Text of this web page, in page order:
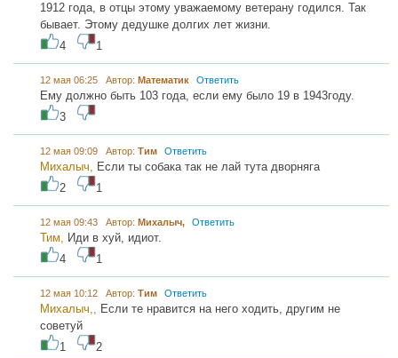
1912 года, в отцы этому уважаемому ветерану годился. Так
бывает. Этому дедушке долгих лет жизни.
4
1
12 мая 06:25 Автор: Математик Ответить
Ему должно быть 103 года, если ему было 19 в 1943году.
3
12 мая 09:09 Автор: Тим Ответить
Михалыч, Если ты собака так не лай тута дворняга
2
1
12 мая 09:43 Автор: Михалыч, Ответить
Тим, Иди в хуй, идиот.
4
1
12 мая 10:12 Автор: Тим Ответить
Михалыч,, Если те нравится на него ходить, другим не
советуй
1
2